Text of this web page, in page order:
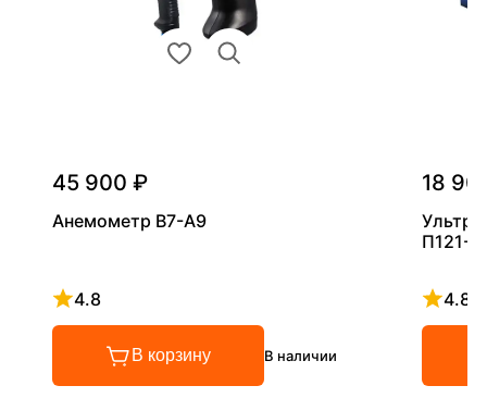
45 900 ₽
Анемометр В7-А9
4.8
Рейтинг 4.8 из 5
В корзину В наличии
18
П121-
4.8